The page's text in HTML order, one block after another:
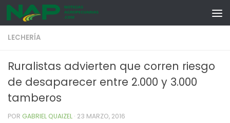
Skip to content
LECHERÍA
Ruralistas advierten que corren riesgo
de desaparecer entre 2.000 y 3.000
tamberos
POR GABRIEL QUAIZEL · 23 MARZO, 2016